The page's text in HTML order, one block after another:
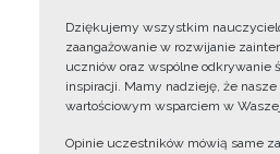
Dziękujemy wszystkim
zaangażowanie w rozwijanie
uczniów oraz wspólne odkrywanie
inspiracji. Mamy nadzieję, że
wartościowym wsparciem w
Opinie uczestników mówią same